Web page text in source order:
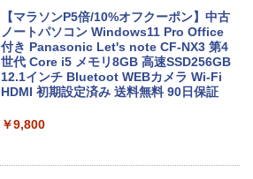
【マラソンP5倍/10%オフクーポン】中古
ノートパソコン Windows11 Pro Office
付き Panasonic Let's note CF-NX3 第4
世代 Core i5 メモリ8GB 高速SSD256GB
12.1インチ Bluetoot WEBカメラ Wi-Fi
HDMI 初期設定済み 送料無料 90日保証
￥9,800